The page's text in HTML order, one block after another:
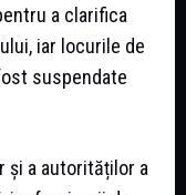
a clarifica
iar locurile de
suspendate
și a autorităților a